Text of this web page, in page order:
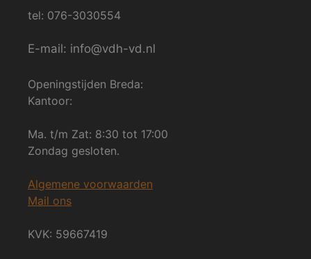
tel: 076-3030554
E-mail: info@vdh-vd.nl
Openingstijden Breda:
Kantoor:
Ma. t/m Zat: 8:30 tot 17:00
Zondag gesloten.
Algemene voorwaarden
Mail ons
KVK: 59667419